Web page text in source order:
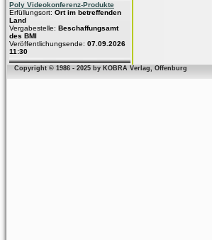
Poly Videokonferenz-Produkte
Erfüllungsort: Ort im betreffenden
Land
Vergabestelle: Beschaffungsamt
des BMI
Veröffentlichungsende: 07.09.2026
11:30
Copyright © 1986 - 2025 by KOBRA Verlag, Offenburg